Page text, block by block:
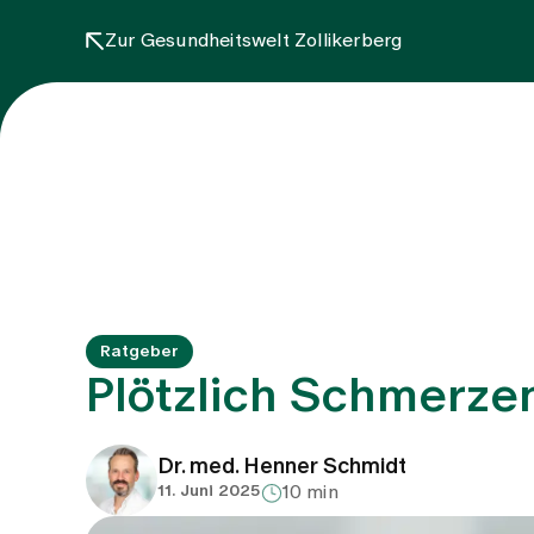
Zur Gesundheitswelt Zollikerberg
Ratgeber
Plötzlich
Dr. med. Henner Schmidt
11. Juni 2025 10 min